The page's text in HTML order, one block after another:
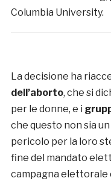
Columbia University.
La decisione ha
dell’aborto, che si
per le donne, e i
che questo non sia
pericolo per la loro
fine del mandato
campagna elettorale